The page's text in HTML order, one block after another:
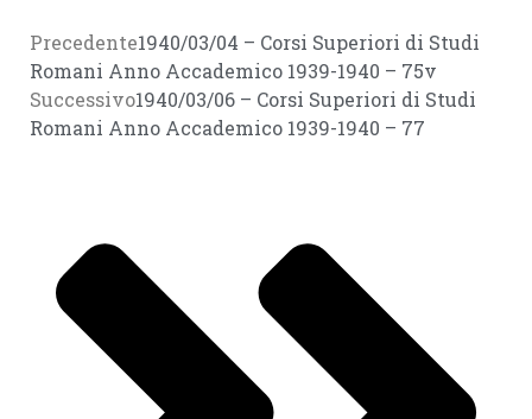
Precedente1940/03/04 – Corsi Superiori di Studi
Romani Anno Accademico 1939-1940 – 75v
Successivo1940/03/06 – Corsi Superiori di Studi
Romani Anno Accademico 1939-1940 – 77